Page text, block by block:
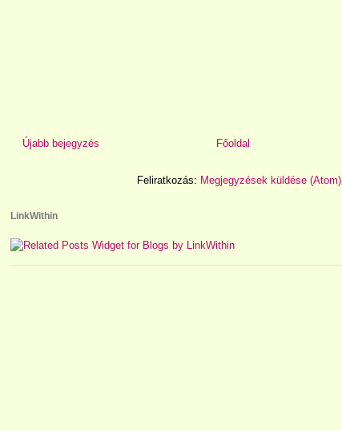
Újabb bejegyzés Főoldal
Feliratkozás: Megjegyzések küldése (Atom)
LinkWithin